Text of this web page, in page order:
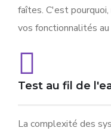
faîtes. C'est
vos fonctionnalités
Test au fil de
La complexité des